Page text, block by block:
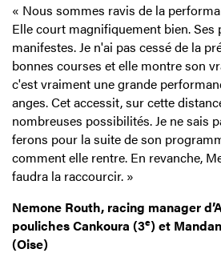
« Nous sommes ravis de la
Elle court magnifiquement bien. Ses
manifestes. Je n'ai pas cessé de la
bonnes courses et elle montre son
c'est vraiment une grande
anges. Cet accessit, sur cette
nombreuses possibilités. Je ne sais
ferons pour la suite de son
comment elle rentre. En revanche,
faudra la raccourcir. »
Nemone Routh, racing manager
pouliches Cankoura (3e) et
(Oise)